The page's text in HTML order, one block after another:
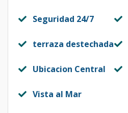
Seguridad 24/7
terraza destechada
Ubicacion Central
Vista al Mar